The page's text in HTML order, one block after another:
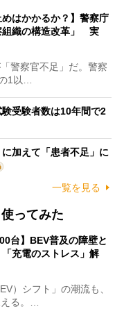
めはかかるか？】警察庁
組織の構造改革」 実
警察官不足」だ。警察
1以…
験受験者数は10年間で2
に加えて「患者不足」に
一覧を見る
ってみた
台】BEV普及の障壁と
充電のストレス」解
）シフト」の潮流も、
える。…